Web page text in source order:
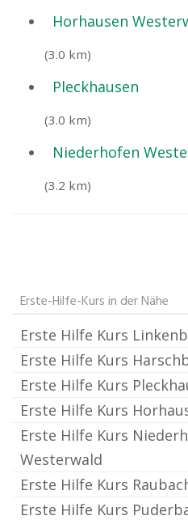
Horhausen
(3.0 km)
Pleckhausen
(3.0 km)
Niederhofen
(3.2 km)
Erste-Hilfe-Kurs in der Nähe
Erste Hilfe Kurs
Erste Hilfe Kurs
Erste Hilfe Kurs
Erste Hilfe Kurs
Erste Hilfe Kurs
Westerwald
Erste Hilfe Kurs
Erste Hilfe Kurs